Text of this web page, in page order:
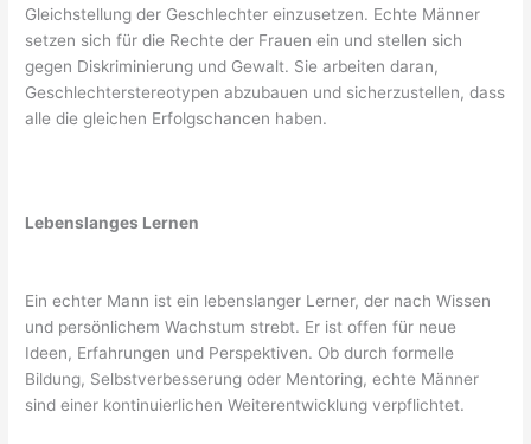
Gleichstellung der Geschlechter einzusetzen. Echte Männer
setzen sich für die Rechte der Frauen ein und stellen sich
gegen Diskriminierung und Gewalt. Sie arbeiten daran,
Geschlechterstereotypen abzubauen und sicherzustellen, dass
alle die gleichen Erfolgschancen haben.
Lebenslanges Lernen
Ein echter Mann ist ein lebenslanger Lerner, der nach Wissen
und persönlichem Wachstum strebt. Er ist offen für neue
Ideen, Erfahrungen und Perspektiven. Ob durch formelle
Bildung, Selbstverbesserung oder Mentoring, echte Männer
sind einer kontinuierlichen Weiterentwicklung verpflichtet.